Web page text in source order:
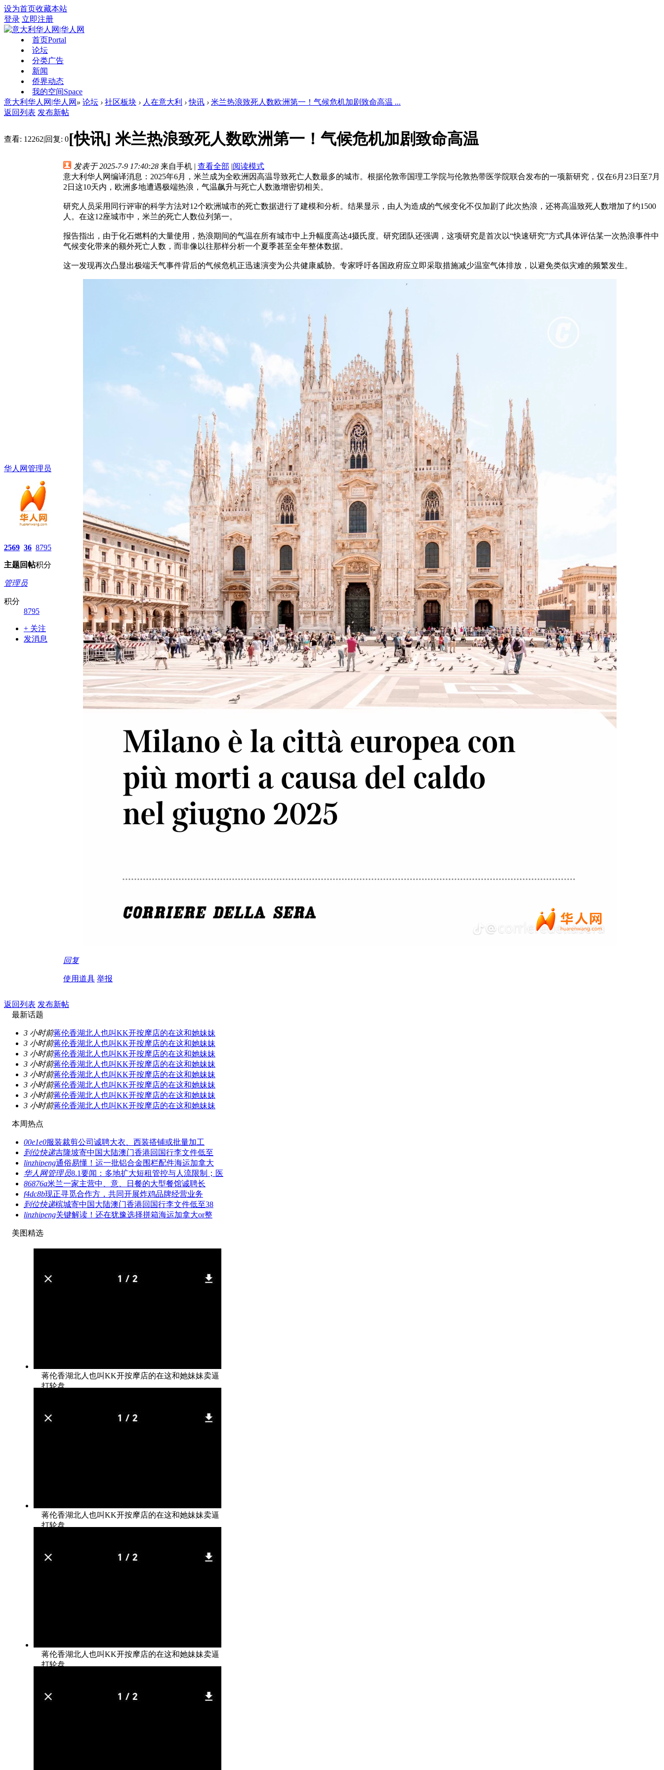
设为首页收藏本站
登录 立即注册
首页Portal
论坛
分类广告
新闻
侨界动态
我的空间Space
意大利华人网|华人网 » 论坛 › 社区板块 › 人在意大利 › 快讯 › 米兰热浪致死人数欧洲第一！气候危机加剧致命高温 ...
返回列表 发布新帖
查看: 12262|回复: 0[快讯] 米兰热浪致死人数欧洲第一！气候危机加剧致命高温
华人网管理员
2569
主题
36
回帖
8795
积分
管理员
积分
8795
+ 关注
发消息
发表于 2025-7-9 17:40:28 来自手机 | 查看全部 |阅读模式
意大利华人网编译消息：2025年6月，米兰成为全欧洲因高温导致死亡人数最多的城市。根据伦敦帝国理工学院与伦敦热带医学院联合发布的一项新研究，仅在6月23日至7月
2日这10天内，欧洲多地遭遇极端热浪，气温飙升与死亡人数激增密切相关。
研究人员采用同行评审的科学方法对12个欧洲城市的死亡数据进行了建模和分析。结果显示，由人为造成的气候变化不仅加剧了此次热浪，还将高温致死人数增加了约1500
人。在这12座城市中，米兰的死亡人数位列第一。
报告指出，由于化石燃料的大量使用，热浪期间的气温在所有城市中上升幅度高达4摄氏度。研究团队还强调，这项研究是首次以“快速研究”方式具体评估某一次热浪事件中
气候变化带来的额外死亡人数，而非像以往那样分析一个夏季甚至全年整体数据。
这一发现再次凸显出极端天气事件背后的气候危机正迅速演变为公共健康威胁。专家呼吁各国政府应立即采取措施减少温室气体排放，以避免类似灾难的频繁发生。
回复
使用道具 举报
返回列表 发布新帖
最新话题
3 小时前蒋伦香湖北人也叫KK开按摩店的在这和她妹妹
3 小时前蒋伦香湖北人也叫KK开按摩店的在这和她妹妹
3 小时前蒋伦香湖北人也叫KK开按摩店的在这和她妹妹
3 小时前蒋伦香湖北人也叫KK开按摩店的在这和她妹妹
3 小时前蒋伦香湖北人也叫KK开按摩店的在这和她妹妹
3 小时前蒋伦香湖北人也叫KK开按摩店的在这和她妹妹
3 小时前蒋伦香湖北人也叫KK开按摩店的在这和她妹妹
3 小时前蒋伦香湖北人也叫KK开按摩店的在这和她妹妹
本周热点
00e1e0服装裁剪公司诚聘大衣、西装搭铺或批量加工
到位快递吉隆坡寄中国大陆澳门香港回国行李文件低至
linzhipeng通俗易懂！运一批铝合金围栏配件海运加拿大
华人网管理员8.1要闻：多地扩大短租管控与人流限制；医
86876a米兰一家主营中、意、日餐的大型餐馆诚聘长
f4dc8b现正寻觅合作方，共同开展炸鸡品牌经营业务
到位快递槟城寄中国大陆澳门香港回国行李文件低至38
linzhipeng关键解读！还在犹豫选择拼箱海运加拿大or整
美图精选
蒋伦香湖北人也叫KK开按摩店的在这和她妹妹卖逼
打轮盘
蒋伦香湖北人也叫KK开按摩店的在这和她妹妹卖逼
打轮盘
蒋伦香湖北人也叫KK开按摩店的在这和她妹妹卖逼
打轮盘